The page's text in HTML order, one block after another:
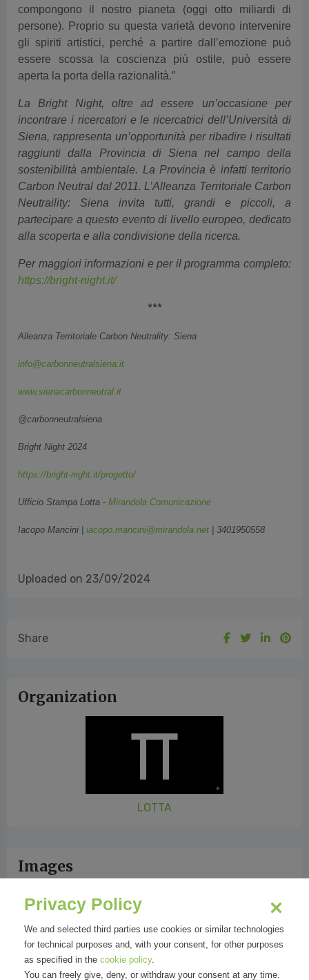
compongono il nostro pianeta (oggi otto miliardi di
persone). Proprio su questa varietà devono intervenire
gli spiriti artistici, perché a partire dall’emozione può
essere scossa la coscienza più ostile, può essere
aperta la porta della razionalità.”
La Bright Night, oltre ad essere un’occasione per
incontrare i ricercatori e le ricercatrici dell’Università di
Siena, rappresenta un’opportunità per ribadire i risultati
raggiunti dalla Provincia di Siena nel campo della
sostenibilità ambientale. La Provincia è infatti territorio
Carbon Neutral dal 2011. L’Alleanza Territoriale Carbon
Neutraility: Siena invita tutti, grandi e piccoli, a
partecipare a questo evento di livello europeo, dedicato
alla scoperta e alla condivisione della ricerca.
Per maggiori informazioni e per il programma completo:
https://bright-night.it/
***
Alleanza Territoriale Carbon Neutrality: Siena
info@carbonneutralsiena.it
www.sienacarbonneutral.it
@carbonneutralsiena
Bright Night 2024
https://bright-night.it/progetto/
Ufficio Stampa Lotta - Mirandola Comunicazione
Iacopo Mancini | iacopo.mancini@mirandola.net | 3401950558
Uploaded on 23/09/2024
Share
Organization
LOTTA
Images
Privacy Policy
We and selected third parties use cookies or similar technologies
for technical purposes and, with your consent, for other purposes
as specified in the cookie policy.
You can freely give, deny, or withdraw your consent at any time.